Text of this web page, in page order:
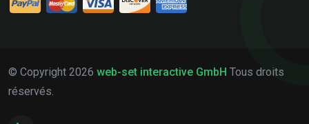
© Copyright 2026 web-set interactive GmbH Tous droits
réservés.